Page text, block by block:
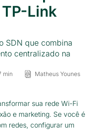
Link
SDN que combina
centralizado na
min Matheus Younes
sua rede Wi-Fi
e marketing. Se você é
redes, configurar um